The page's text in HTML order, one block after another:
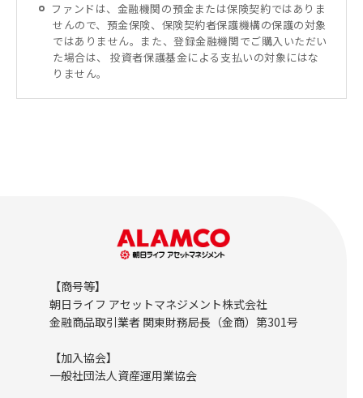
ファンドは、金融機関の預金または保険契約ではありま
せんので、預金保険、保険契約者保護機構の保護の対象
ではありません。また、登録金融機関でご購入いただい
た場合は、 投資者保護基金による支払いの対象にはな
りません。
【商号等】
朝日ライフ アセットマネジメント株式会社
金融商品取引業者 関東財務局長（金商）第301号
【加入協会】
一般社団法人資産運用業協会